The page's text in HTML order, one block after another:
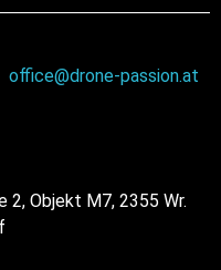
office@drone-passion.at
2, Objekt M7, 2355 Wr.